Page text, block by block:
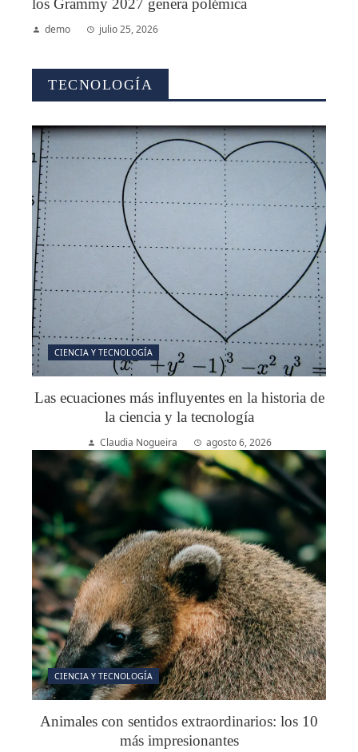
los Grammy 2027 genera polémica
demo julio 25, 2026
TECNOLOGÍA
CIENCIA Y TECNOLOGÍA
Las ecuaciones más influyentes en la historia de
la ciencia y la tecnología
Claudia Nogueira agosto 6, 2026
CIENCIA Y TECNOLOGÍA
Animales con sentidos extraordinarios: los 10
más impresionantes